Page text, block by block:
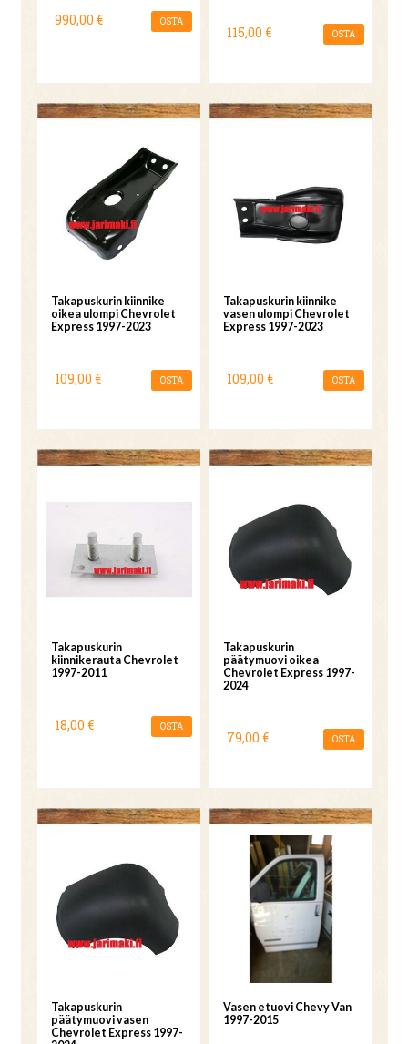
990,00 € OSTA
115,00 € OSTA
Takapuskurin kiinnike
oikea ulompi Chevrolet
Express 1997-2023
109,00 € OSTA
Takapuskurin kiinnike
vasen ulompi Chevrolet
Express 1997-2023
109,00 € OSTA
Takapuskurin
kiinnikerauta Chevrolet
1997-2011
18,00 € OSTA
Takapuskurin
päätymuovi oikea
Chevrolet Express 1997-
2024
79,00 € OSTA
Takapuskurin
päätymuovi vasen
Chevrolet Express 1997-
Vasen etuovi Chevy Van
1997-2015